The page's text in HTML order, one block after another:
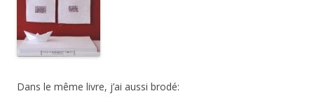
Dans le même livre, j’ai aussi brodé: